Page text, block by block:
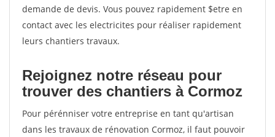
demande de devis. Vous pouvez rapidement $etre en
contact avec les electricites pour réaliser rapidement
leurs chantiers travaux.
Rejoignez notre réseau pour
trouver des chantiers à Cormoz
Pour pérénniser votre entreprise en tant qu'artisan
dans les travaux de rénovation Cormoz, il faut pouvoir